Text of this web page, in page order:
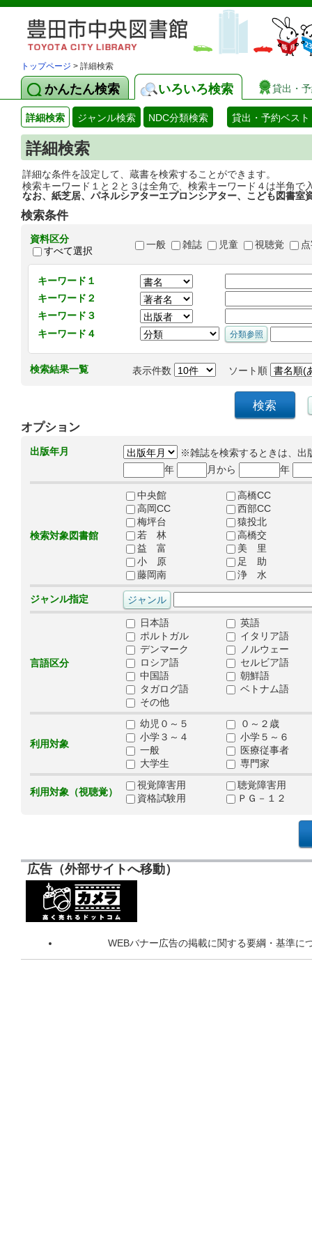
トップページ > 詳細検索
かんたん検索 いろいろ検索 貸出・
詳細検索 ジャンル検索 NDC分類検索 貸出・予約ベスト
詳細検索
詳細な条件を設定して、蔵書を検索することができます。
検索キーワード１と２と３は全角で、検索キーワード４は半角で
なお、紙芝居、パネルシアターエプロンシアター、こども図書室
検索条件
資料区分
すべて選択
一般 雑誌 児童 視聴覚
キーワード１
キーワード２
キーワード３
キーワード４
検索結果一覧 表示件数 ソート順
オプション
出版年月
※雑誌を検索するときは、出
年
月から 年
検索対象図書館
中央館
高橋CC
高岡CC
西部CC
梅坪台
猿投北
若 林
高橋交
益 富
美 里
小 原
足 助
藤岡南
浄 水
ジャンル指定
言語区分
日本語
英語
ポルトガル
イタリア語
デンマーク
ノルウェー
ロシア語
セルビア語
中国語
朝鮮語
タガログ語
ベトナム語
その他
利用対象
幼児０～５
０～２歳
小学３～４
小学５～６
一般
医療従事者
大学生
専門家
利用対象（視聴覚）
視覚障害用
聴覚障害用
資格試験用
ＰＧ－１２
広告（外部サイトへ移動）
WEBバナー広告の掲載に関する要綱・基準に